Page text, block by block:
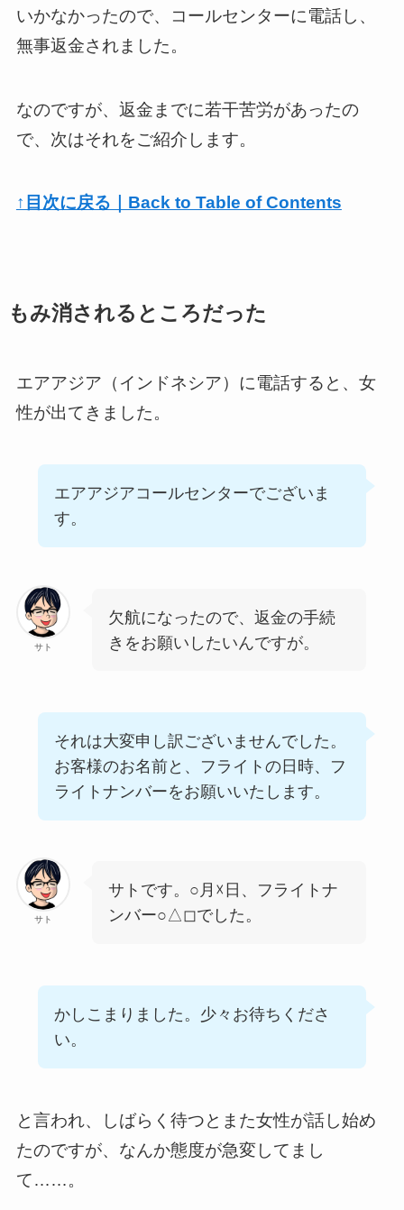
いかなかったので、コールセンターに電話し、
無事返金されました。
なのですが、返金までに若干苦労があったの
で、次はそれをご紹介します。
↑目次に戻る｜Back to Table of Contents
もみ消されるところだった
エアアジア（インドネシア）に電話すると、女
性が出てきました。
エアアジアコールセンターでございま
す。
サト
欠航になったので、返金の手続
きをお願いしたいんですが。
それは大変申し訳ございませんでした。
お客様のお名前と、フライトの日時、フ
ライトナンバーをお願いいたします。
サト
サトです。○月☓日、フライトナ
ンバー○△◻でした。
かしこまりました。少々お待ちくださ
い。
と言われ、しばらく待つとまた女性が話し始め
たのですが、なんか態度が急変してまし
て……。